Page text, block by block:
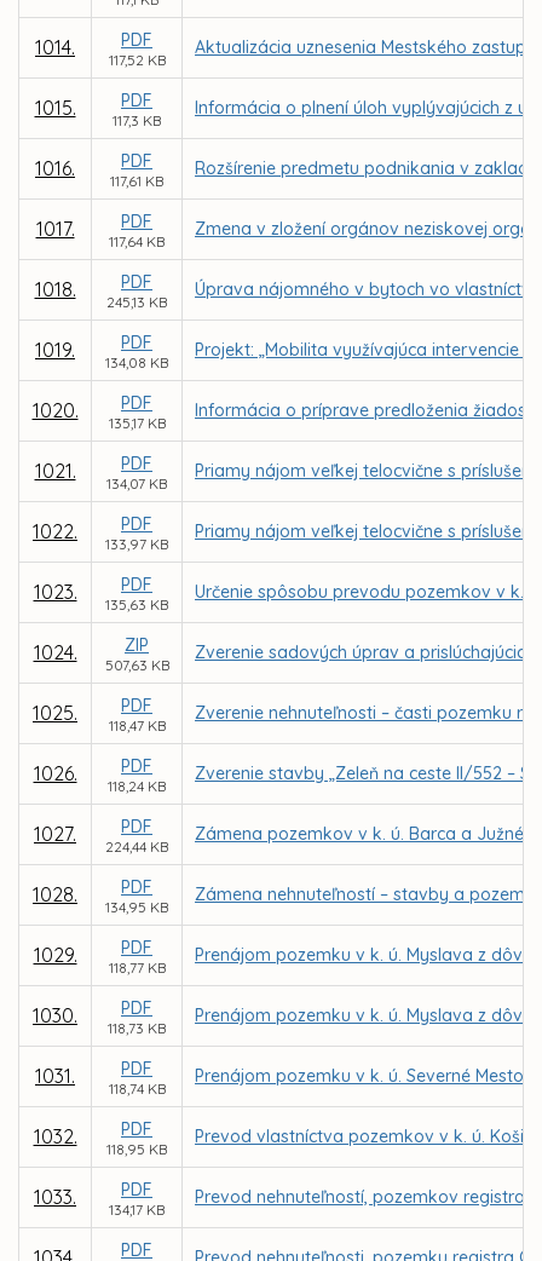
1014. PDF
117,52 KB
Aktualizácia uznesenia Mestského
1015. PDF
117,3 KB
Informácia o plnení úloh vyplývajúcich z
1016. PDF
117,61 KB
Rozšírenie predmetu podnikania v
1017. PDF
117,64 KB
Zmena v zložení orgánov neziskovej
1018. PDF
245,13 KB
Úprava nájomného v bytoch vo
1019. PDF
134,08 KB
Projekt: „Mobilita využívajúca intervencie
1020. PDF
135,17 KB
Informácia o príprave predloženia
1021. PDF
134,07 KB
Priamy nájom veľkej telocvične s
1022. PDF
133,97 KB
Priamy nájom veľkej telocvične s
1023. PDF
135,63 KB
Určenie spôsobu prevodu pozemkov v k.
1024. ZIP
507,63 KB
Zverenie sadových úprav a
1025. PDF
118,47 KB
Zverenie nehnuteľnosti – časti pozemku
1026. PDF
118,24 KB
Zverenie stavby „Zeleň na ceste II/552 –
1027. PDF
224,44 KB
Zámena pozemkov v k. ú. Barca a Južné
1028. PDF
134,95 KB
Zámena nehnuteľností – stavby a
1029. PDF
118,77 KB
Prenájom pozemku v k. ú. Myslava z
1030. PDF
118,73 KB
Prenájom pozemku v k. ú. Myslava z
1031. PDF
118,74 KB
Prenájom pozemku v k. ú. Severné
1032. PDF
118,95 KB
Prevod vlastníctva pozemkov v k. ú.
1033. PDF
134,17 KB
Prevod nehnuteľností, pozemkov registra
PDF